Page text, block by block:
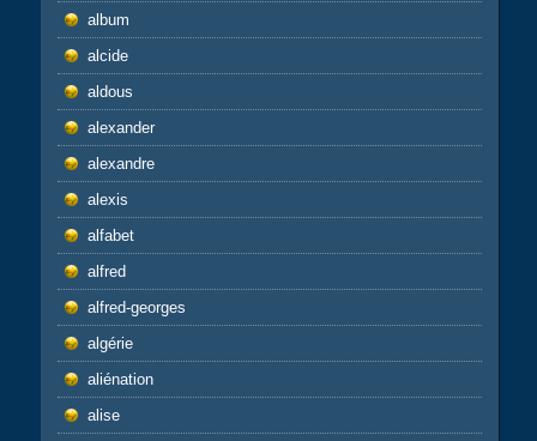
album
alcide
aldous
alexander
alexandre
alexis
alfabet
alfred
alfred-georges
algérie
aliénation
alise